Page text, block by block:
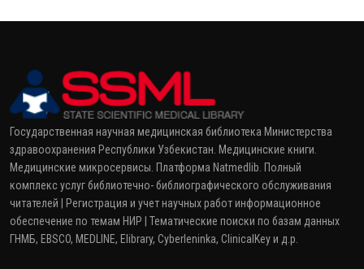
Государственная научная медицинская библиотека Министерства
здравоохранения Республики Узбекистан. Медицинские книги.
Медицинские микросервисы. Платформа Natmedlib. Полный
комплекс услуг библиотечно- библиографического обслуживания
читателей | Регистрация и учет научных работ информационное
обеспечение по темам НИР | Тематические поиски по базам данных
ГНМБ, EBSCO, MEDLINE, Elibrary, Cyberleninka, ClinicalKey и д.р.